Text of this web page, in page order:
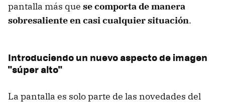
pantalla más que se comporta de manera
sobresaliente en casi cualquier situación.
Introduciendo un nuevo aspecto de imagen
"súper alto"
La pantalla es solo parte de las novedades del